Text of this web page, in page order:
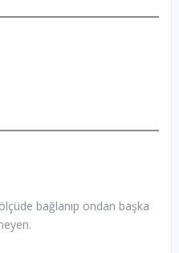
bağlanıp ondan başka